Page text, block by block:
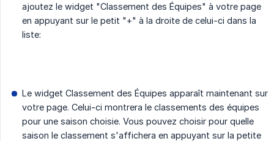
ajoutez le widget "Classement des Équipes" à votre page
en appuyant sur le petit "+" à la droite de celui-ci dans la
liste:
Le widget Classement des Équipes apparaît maintenant sur
votre page. Celui-ci montrera le classements des équipes
pour une saison choisie. Vous pouvez choisir pour quelle
saison le classement s'affichera en appuyant sur la petite